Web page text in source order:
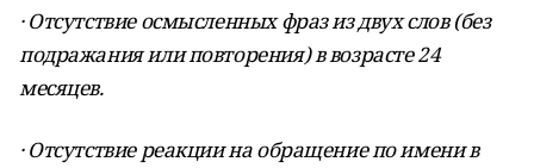
· Отсутствие осмысленных фраз из двух слов (без
подражания или повторения) в возрасте 24
месяцев.
· Отсутствие реакции на обращение по имени в